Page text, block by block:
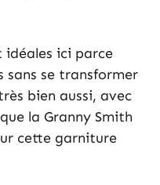
idéales ici parce
sans se transformer
bien aussi, avec
la Granny Smith
cette garniture